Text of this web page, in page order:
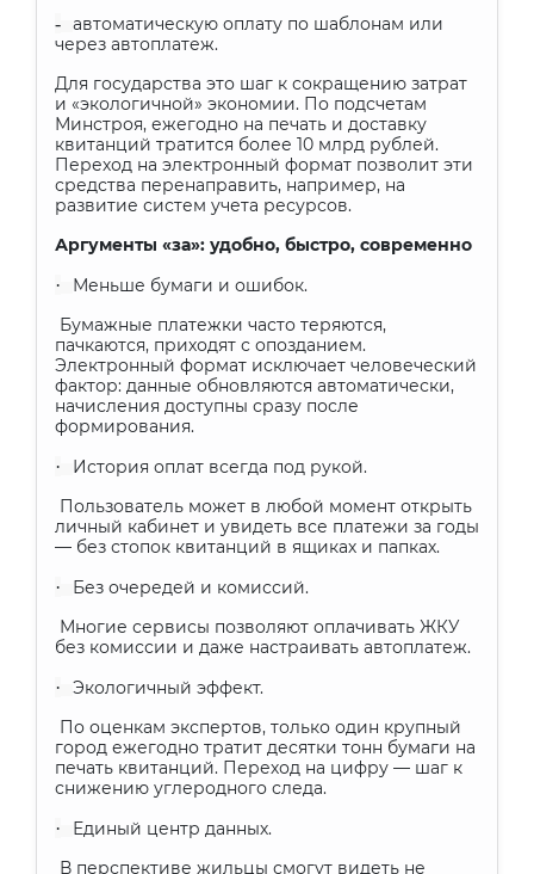
- автоматическую оплату по шаблонам или
через автоплатеж.
Для государства это шаг к сокращению затрат
и «экологичной» экономии. По подсчетам
Минстроя, ежегодно на печать и доставку
квитанций тратится более 10 млрд рублей.
Переход на электронный формат позволит эти
средства перенаправить, например, на
развитие систем учета ресурсов.
Аргументы «за»: удобно, быстро, современно
·
Меньше бумаги и ошибок.
Бумажные платежки часто теряются,
пачкаются, приходят с опозданием.
Электронный формат исключает человеческий
фактор: данные обновляются автоматически,
начисления доступны сразу после
формирования.
·
История оплат всегда под рукой.
Пользователь может в любой момент открыть
личный кабинет и увидеть все платежи за годы
— без стопок квитанций в ящиках и папках.
·
Без очередей и комиссий.
Многие сервисы позволяют оплачивать ЖКУ
без комиссии и даже настраивать автоплатеж.
·
Экологичный эффект.
По оценкам экспертов, только один крупный
город ежегодно тратит десятки тонн бумаги на
печать квитанций. Переход на цифру — шаг к
снижению углеродного следа.
·
Единый центр данных.
В перспективе жильцы смогут видеть не